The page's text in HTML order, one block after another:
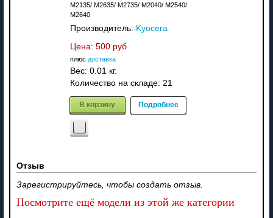
M2135/ M2635/ M2735/ M2040/ M2540/
M2640
Производитель: Kyocera
Цена: 500 руб
плюс доставка
Вес: 0.01 кг.
Количество на складе: 21
В корзину Подробнее
Отзыв
Зарегистрируйтесь, чтобы создать отзыв.
Посмотрите ещё модели из этой же категории